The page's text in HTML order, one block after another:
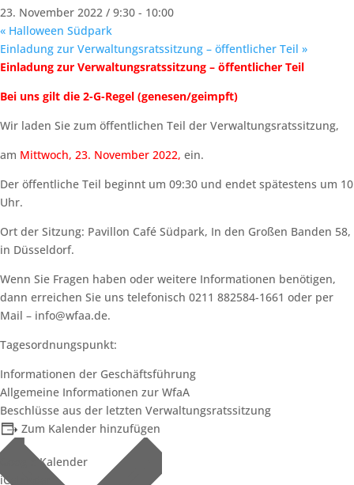
23. November 2022 / 9:30 - 10:00
« Halloween Südpark
Einladung zur Verwaltungsratssitzung – öffentlicher Teil »
Einladung zur Verwaltungsratssitzung – öffentlicher Teil
Bei uns gilt die 2-G-Regel (genesen/geimpft)
Wir laden Sie zum öffentlichen Teil der Verwaltungsratssitzung,
am Mittwoch, 23. November 2022, ein.
Der öffentliche Teil beginnt um 09:30 und endet spätestens um 10
Uhr.
Ort der Sitzung: Pavillon Café Südpark, In den Großen Banden 58,
in Düsseldorf.
Wenn Sie Fragen haben oder weitere Informationen benötigen,
dann erreichen Sie uns telefonisch 0211 882584-1661 oder per
Mail – info@wfaa.de.
Tagesordnungspunkt:
Informationen der Geschäftsführung
Allgemeine Informationen zur WfaA
Beschlüsse aus der letzten Verwaltungsratssitzung
Zum Kalender hinzufügen
Google Kalender
iCalendar